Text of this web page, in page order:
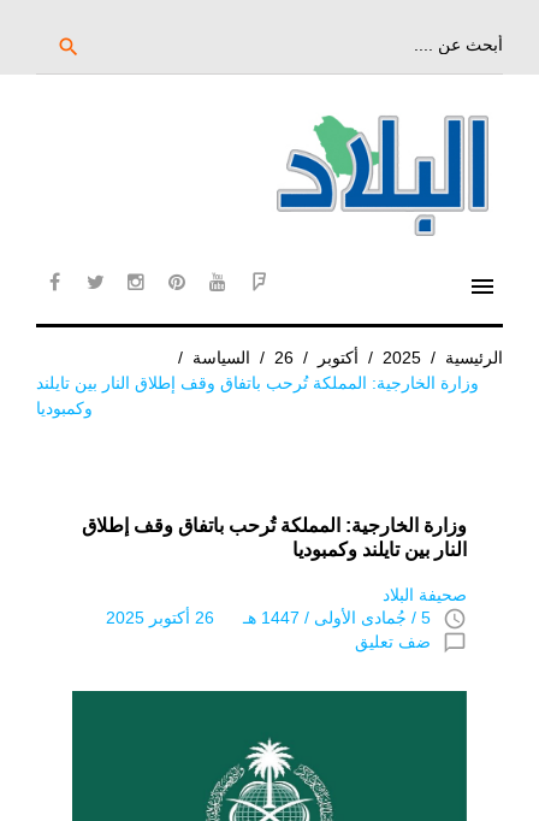
search
menu
الرئيسية /
2025
/ أكتوبر /
26
/ السياسة /
وزارة الخارجية: المملكة تُرحب باتفاق وقف إطلاق النار بين تايلند
وكمبوديا
وزارة الخارجية: المملكة تُرحب باتفاق وقف إطلاق
النار بين تايلند وكمبوديا
صحيفة البلاد
access_time 5 / جُمادى اﻷولى / 1447 هـ 26 أكتوبر 2025
chat_bubble_outline ضف تعليق